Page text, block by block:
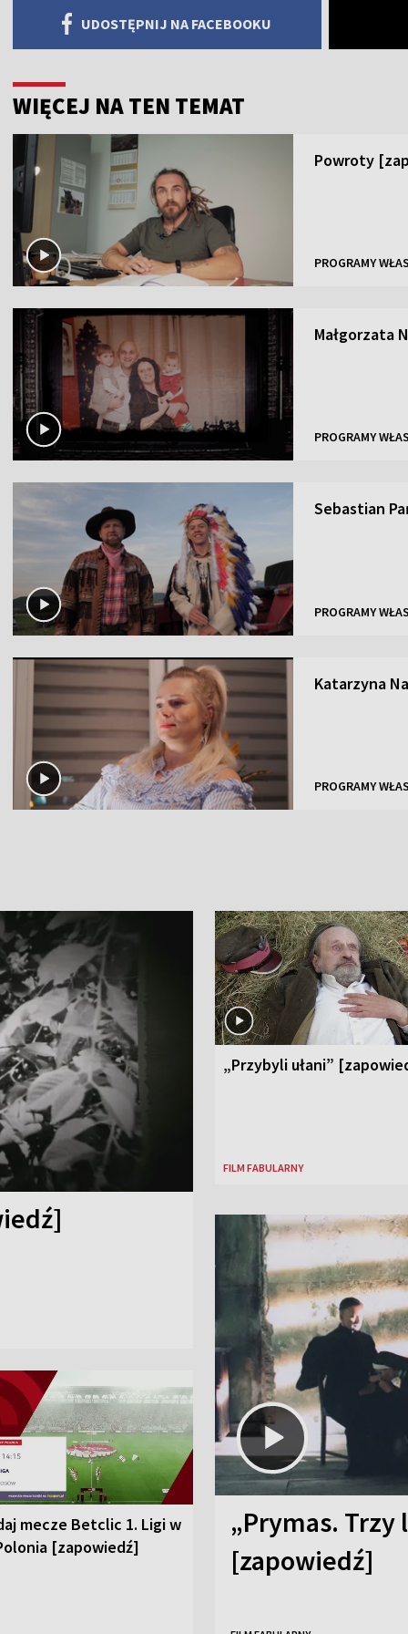
UDOSTĘPNIJ NA FACEBOOKU
WIĘCEJ NA TEN TEMAT
Powroty
PROGRAMY
Małgorzata
PROGRAMY
Sebastian
PROGRAMY
Katarzyna
PROGRAMY
„Przybyli ułani”
FILM FABULARNY
mecze Betclic 1. Ligi w
[zapowiedź]
„Prymas. Trzy
[zapowiedź]